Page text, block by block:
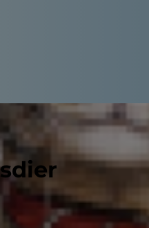
een puppy of een kitten
om meer te weten te